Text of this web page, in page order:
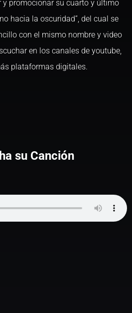
y promocionar su cuarto y último
hacia la oscuridad”, del cual se
con el mismo nombre y video
en los canales de youtube,
plataformas digitales.
su Canción